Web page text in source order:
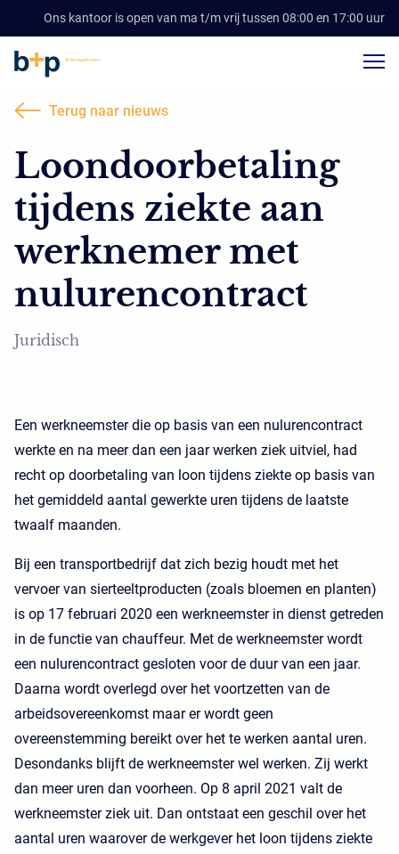
Ons kantoor is open van ma t/m vrij tussen 08:00 en 17:00 uur
Terug naar nieuws
Loondoorbetaling
tijdens ziekte aan
werknemer met
nulurencontract
Juridisch
Een werkneemster die op basis van een nulurencontract
werkte en na meer dan een jaar werken ziek uitviel, had
recht op doorbetaling van loon tijdens ziekte op basis van
het gemiddeld aantal gewerkte uren tijdens de laatste
twaalf maanden.
Bij een transportbedrijf dat zich bezig houdt met het
vervoer van sierteeltproducten (zoals bloemen en planten)
is op 17 februari 2020 een werkneemster in dienst getreden
in de functie van chauffeur. Met de werkneemster wordt
een nulurencontract gesloten voor de duur van een jaar.
Daarna wordt overlegd over het voortzetten van de
arbeidsovereenkomst maar er wordt geen
overeenstemming bereikt over het te werken aantal uren.
Desondanks blijft de werkneemster wel werken. Zij werkt
dan meer uren dan voorheen. Op 8 april 2021 valt de
werkneemster ziek uit. Dan ontstaat een geschil over het
aantal uren waarover de werkgever het loon tijdens ziekte